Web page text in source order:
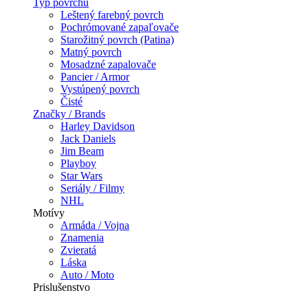
Typ povrchu
Leštený farebný povrch
Pochrómované zapaľovače
Starožitný povrch (Patina)
Matný povrch
Mosadzné zapalovače
Pancier / Armor
Vystúpený povrch
Čisté
Značky / Brands
Harley Davidson
Jack Daniels
Jim Beam
Playboy
Star Wars
Seriály / Filmy
NHL
Motívy
Armáda / Vojna
Znamenia
Zvieratá
Láska
Auto / Moto
Prislušenstvo